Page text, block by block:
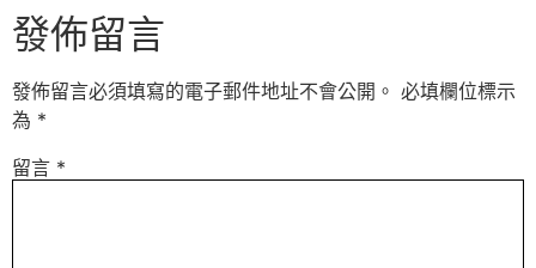
發佈留言
發佈留言必須填寫的電子郵件地址不會公開。 必填欄位標示
為 *
留言 *